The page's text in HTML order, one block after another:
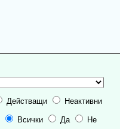
Действащи Неактивни
Всички Да Не